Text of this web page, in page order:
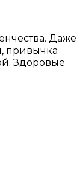
Даже
привычка
Здоровые